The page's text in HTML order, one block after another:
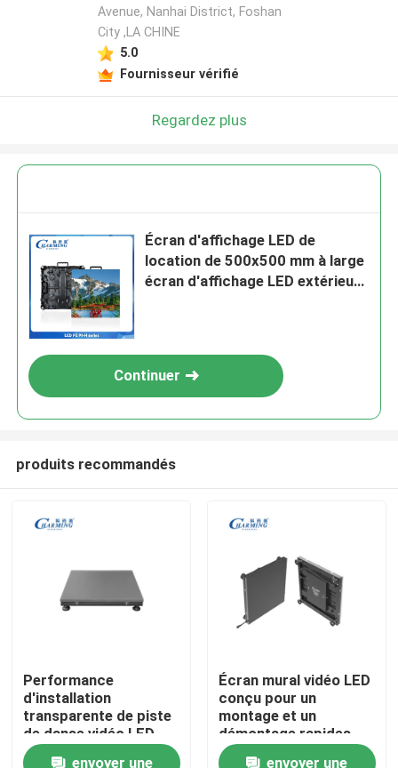
Produits
VR Show
Avenue, Nanhai District, Foshan
City ,LA CHINE
5.0
Fournisseur vérifié
Regardez plus
Écran d'affichage LED de
location de 500x500 mm à large
écran d'affichage LED extérieur
Continuer
produits recommandés
Performance
d'installation
transparente de piste
de danse vidéo LED
professionnelle et
envoyer une
Écran mural vidéo LED
conçu pour un
montage et un
démontage rapides
permettant un
envoyer une